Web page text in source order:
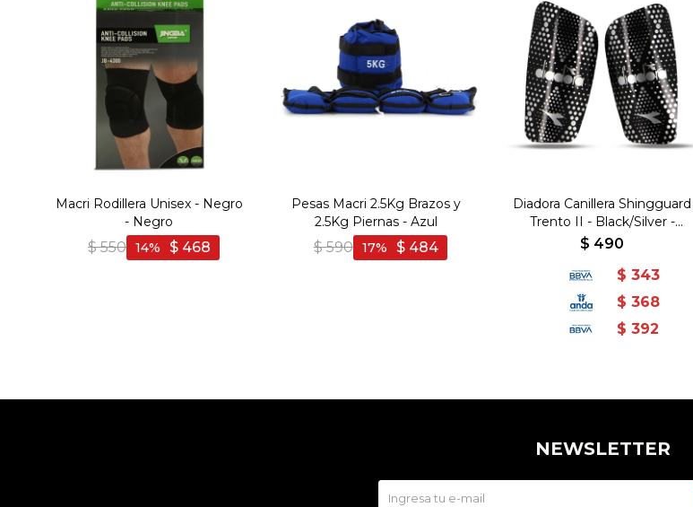
Macri Rodillera Unisex - Negro
- Negro
$ 550 $ 468
14
Pesas Macri 2.5Kg Brazos y
2.5Kg Piernas - Azul
$ 590 $ 484
17
Diadora Canillera Shingguard
Trento II - Black/Silver -
Negro-Plateado
$ 490
$ 343
$ 368
$ 392
NEWSLETTER